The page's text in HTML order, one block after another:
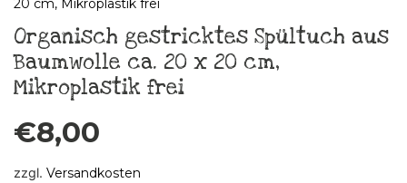
Organisch gestricktes Spültuch aus
Baumwolle ca. 20 x 20 cm,
Mikroplastik frei
€8,00
zzgl. Versandkosten